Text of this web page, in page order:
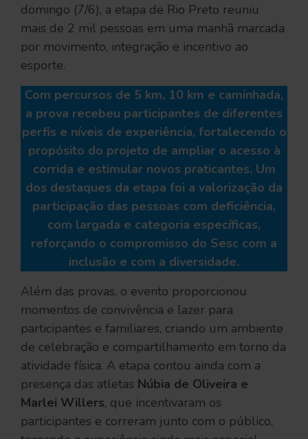
domingo (7/6), a etapa de Rio Preto reuniu
mais de 2 mil pessoas em uma manhã marcada
por movimento, integração e incentivo ao
esporte.
Com percursos de 5 km, 10 km e caminhada,
a prova recebeu participantes de diferentes
perfis e níveis de experiência, fortalecendo o
propósito do projeto de ampliar o acesso à
corrida e estimular novos praticantes. Um
dos destaques da etapa foi a valorização da
participação das pessoas com deficiência,
com largada e categoria específicas,
reforçando o compromisso do Sesc com a
inclusão e com a diversidade.
Além das provas, o evento proporcionou
momentos de convivência e lazer para
participantes e familiares, criando um ambiente
de celebração e compartilhamento em torno da
atividade física. A etapa contou ainda com a
presença das atletas Núbia de Oliveira e
Marlei Willers, que incentivaram os
participantes e correram junto com o público,